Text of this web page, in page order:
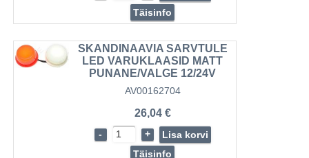
Täisinfo
SKANDINAAVIA SARVTULE
LED VARUKLAASID MATT
PUNANE/VALGE 12/24V
AV00162704
26,04 €
- +
Lisa korvi
Täisinfo